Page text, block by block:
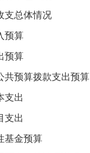
总体情况
算
算
预算拨款支出预算
出
出
金预算